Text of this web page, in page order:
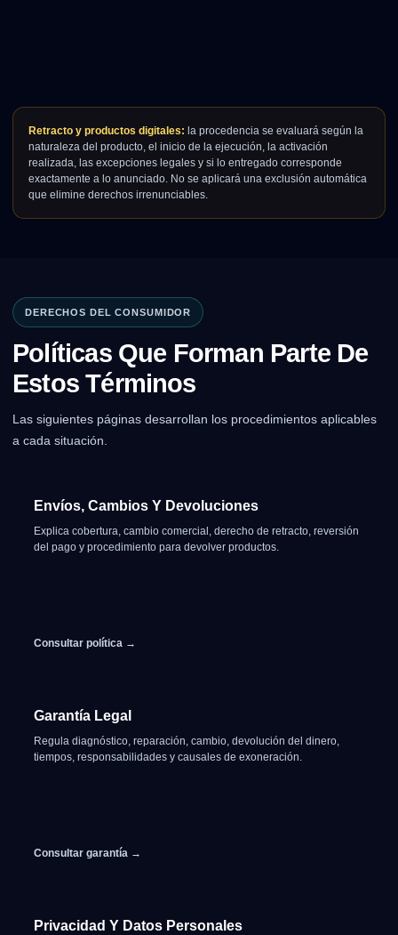
Retracto y productos digitales: la procedencia se evaluará según la
naturaleza del producto, el inicio de la ejecución, la activación
realizada, las excepciones legales y si lo entregado corresponde
exactamente a lo anunciado. No se aplicará una exclusión automática
que elimine derechos irrenunciables.
DERECHOS DEL CONSUMIDOR
Políticas Que Forman Parte De
Estos Términos
Las siguientes páginas desarrollan los procedimientos aplicables
a cada situación.
Envíos, Cambios Y Devoluciones
Explica cobertura, cambio comercial, derecho de retracto, reversión
del pago y procedimiento para devolver productos.
Consultar política →
Garantía Legal
Regula diagnóstico, reparación, cambio, devolución del dinero,
tiempos, responsabilidades y causales de exoneración.
Consultar garantía →
Privacidad Y Datos Personales